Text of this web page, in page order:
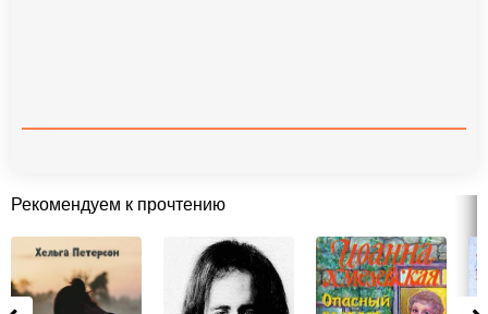
Рекомендуем к прочтению